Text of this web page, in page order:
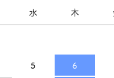
水 木
5 6